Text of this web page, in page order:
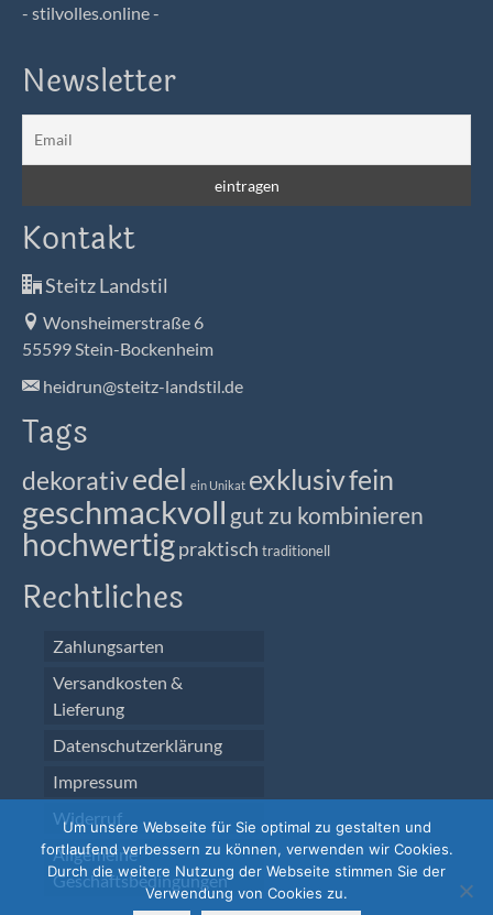
- stilvolles.online -
Newsletter
Kontakt
Steitz Landstil
Wonsheimerstraße 6
55599 Stein-Bockenheim
heidrun@steitz-landstil.de
Tags
dekorativedel ein Unikat exklusivfein
geschmackvoll gut zu kombinieren
hochwertigpraktisch traditionell
Rechtliches
Zahlungsarten
Versandkosten &
Lieferung
Datenschutzerklärung
Impressum
Widerruf
Allgemeine
Geschäftsbedingungen
Um unsere Webseite für Sie optimal zu gestalten und
fortlaufend verbessern zu können, verwenden wir Cookies.
Durch die weitere Nutzung der Webseite stimmen Sie der
Verwendung von Cookies zu.